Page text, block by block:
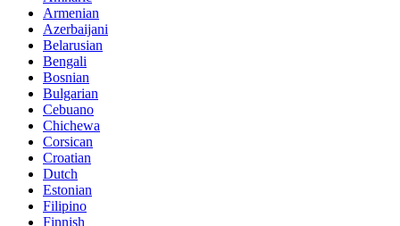
Armenian
Azerbaijani
Belarusian
Bengali
Bosnian
Bulgarian
Cebuano
Chichewa
Corsican
Croatian
Dutch
Estonian
Filipino
Finnish